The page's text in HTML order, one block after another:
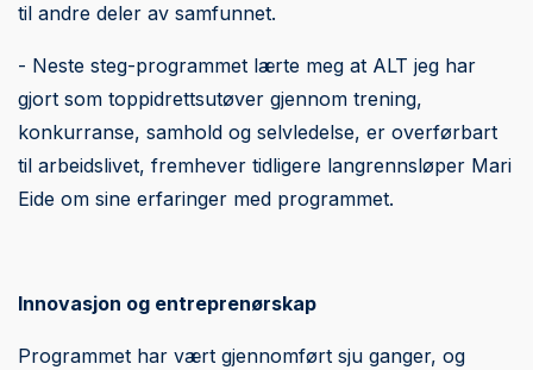
til andre deler av samfunnet.
- Neste steg-programmet lærte meg at ALT jeg har
gjort som toppidrettsutøver gjennom trening,
konkurranse, samhold og selvledelse, er overførbart
til arbeidslivet, fremhever tidligere langrennsløper Mari
Eide om sine erfaringer med programmet.
Innovasjon og entreprenørskap
Programmet har vært gjennomført sju ganger, og